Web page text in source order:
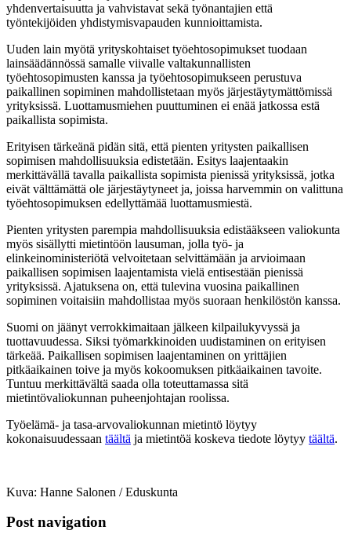
yhdenvertaisuutta ja vahvistavat sekä työnantajien että
työntekijöiden yhdistymisvapauden kunnioittamista.
Uuden lain myötä yrityskohtaiset työehtosopimukset tuodaan
lainsäädännössä samalle viivalle valtakunnallisten
työehtosopimusten kanssa ja työehtosopimukseen perustuva
paikallinen sopiminen mahdollistetaan myös järjestäytymättömissä
yrityksissä. Luottamusmiehen puuttuminen ei enää jatkossa estä
paikallista sopimista.
Erityisen tärkeänä pidän sitä, että pienten yritysten paikallisen
sopimisen mahdollisuuksia edistetään. Esitys laajentaakin
merkittävällä tavalla paikallista sopimista pienissä yrityksissä, jotka
eivät välttämättä ole järjestäytyneet ja, joissa harvemmin on valittuna
työehtosopimuksen edellyttämää luottamusmiestä.
Pienten yritysten parempia mahdollisuuksia edistääkseen valiokunta
myös sisällytti mietintöön lausuman, jolla työ- ja
elinkeinoministeriötä velvoitetaan selvittämään ja arvioimaan
paikallisen sopimisen laajentamista vielä entisestään pienissä
yrityksissä. Ajatuksena on, että tulevina vuosina paikallinen
sopiminen voitaisiin mahdollistaa myös suoraan henkilöstön kanssa.
Suomi on jäänyt verrokkimaitaan jälkeen kilpailukyvyssä ja
tuottavuudessa. Siksi työmarkkinoiden uudistaminen on erityisen
tärkeää. Paikallisen sopimisen laajentaminen on yrittäjien
pitkäaikainen toive ja myös kokoomuksen pitkäaikainen tavoite.
Tuntuu merkittävältä saada olla toteuttamassa sitä
mietintövaliokunnan puheenjohtajan roolissa.
Työelämä- ja tasa-arvovaliokunnan mietintö löytyy
kokonaisuudessaan täältä ja mietintöä koskeva tiedote löytyy täältä.
Kuva: Hanne Salonen / Eduskunta
Post navigation